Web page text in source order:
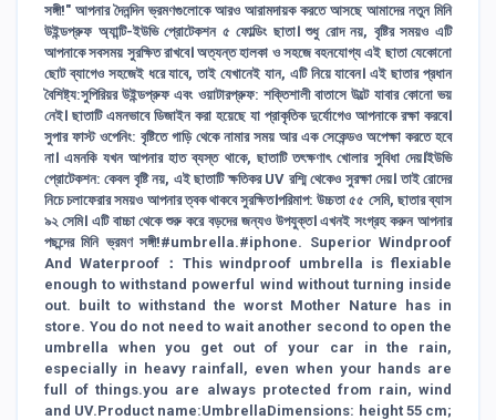
সঙ্গী!" আপনার দৈনন্দিন ভ্রমণগুলোকে আরও আরামদায়ক করতে আসছে আমাদের নতুন মিনি
উইন্ডপ্রুফ অ্যান্টি-ইউভি প্রোটেকশন ৫ ফোল্ডিং ছাতা। শুধু রোদ নয়, বৃষ্টির সময়ও এটি
আপনাকে সবসময় সুরক্ষিত রাখবে। অত্যন্ত হালকা ও সহজে বহনযোগ্য এই ছাতা যেকোনো
ছোট ব্যাগেও সহজেই ধরে যাবে, তাই যেখানেই যান, এটি নিয়ে যাবেন। এই ছাতার প্রধান
বৈশিষ্ট্য:সুপিরিয়র উইন্ডপ্রুফ এবং ওয়াটারপ্রুফ: শক্তিশালী বাতাসে উল্টে যাবার কোনো ভয়
নেই। ছাতাটি এমনভাবে ডিজাইন করা হয়েছে যা প্রাকৃতিক দুর্যোগেও আপনাকে রক্ষা করবে।
সুপার ফাস্ট ওপেনিং: বৃষ্টিতে গাড়ি থেকে নামার সময় আর এক সেকেন্ডও অপেক্ষা করতে হবে
না। এমনকি যখন আপনার হাত ব্যস্ত থাকে, ছাতাটি তৎক্ষণাৎ খোলার সুবিধা দেয়।ইউভি
প্রোটেকশন: কেবল বৃষ্টি নয়, এই ছাতাটি ক্ষতিকর UV রশ্মি থেকেও সুরক্ষা দেয়। তাই রোদের
নিচে চলাফেরার সময়ও আপনার ত্বক থাকবে সুরক্ষিত।পরিমাপ: উচ্চতা ৫৫ সেমি, ছাতার ব্যাস
৯২ সেমি। এটি বাচ্চা থেকে শুরু করে বড়দের জন্যও উপযুক্ত। এখনই সংগ্রহ করুন আপনার
পছন্দের মিনি ভ্রমণ সঙ্গী!#umbrella.#iphone. Superior Windproof
And Waterproof：This windproof umbrella is flexiable
enough to withstand powerful wind without turning inside
out. built to withstand the worst Mother Nature has in
store. You do not need to wait another second to open the
umbrella when you get out of your car in the rain,
especially in heavy rainfall, even when your hands are
full of things.you are always protected from rain, wind
and UV.Product name:UmbrellaDimensions: height 55 cm;